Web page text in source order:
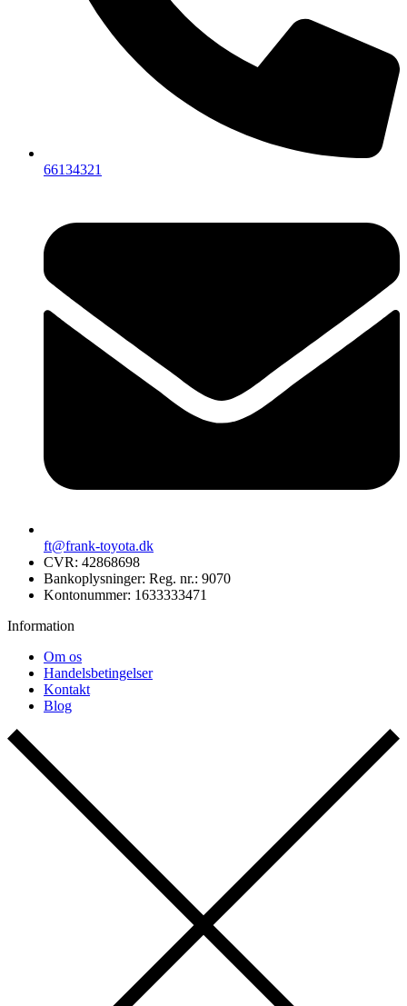
66134321
ft@frank-toyota.dk
CVR: 42868698
Bankoplysninger: Reg. nr.: 9070
Kontonummer: 1633333471
Information
Om os
Handelsbetingelser
Kontakt
Blog